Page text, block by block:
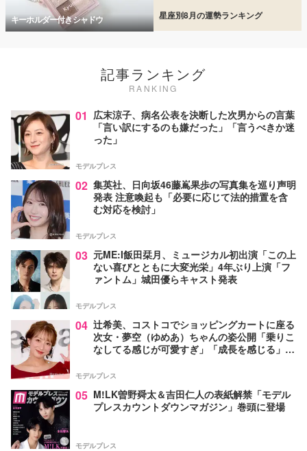
キーホルダー付きシャドウ 星座別8月の運勢ランキング
記事ランキング
RANKING
01 広末涼子、病名公表を決断した次男からの言葉
「言い訳にするのも嫌だった」「言うべきか迷
った」
モデルプレス
02 集英社、日向坂46藤嶌果歩の写真集を巡り声明
発表 注意喚起も「必要に応じて法的措置を含
む対応を検討」
モデルプレス
03 元ME:I飯田栞月、ミュージカル初出演「この上
ない喜びとともに大変光栄」4年ぶり上演「フ
ァントム」城田優らキャスト発表
モデルプレス
04 辻希美、コストコでショッピングカートに座る
次女・夢空（ゆめあ）ちゃんの姿公開「乗りこ
なしてる感じが可愛すぎ」「成長を感じる」の
モデルプレス
05 M!LK曽野舜太＆吉田仁人の表紙解禁「モデル
プレスカウントダウンマガジン」巻頭に登場
モデルプレス